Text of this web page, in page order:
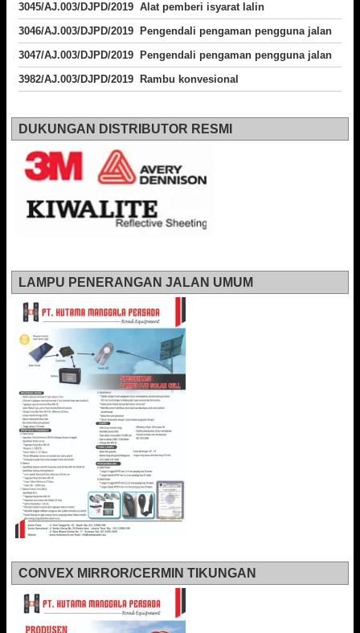
3045/AJ.003/DJPD/2019 Alat pemberi isyarat lalin
3046/AJ.003/DJPD/2019 Pengendali pengaman pengguna jalan
3047/AJ.003/DJPD/2019 Pengendali pengaman pengguna jalan
3982/AJ.003/DJPD/2019 Rambu konvesional
DUKUNGAN DISTRIBUTOR RESMI
LAMPU PENERANGAN JALAN UMUM
CONVEX MIRROR/CERMIN TIKUNGAN